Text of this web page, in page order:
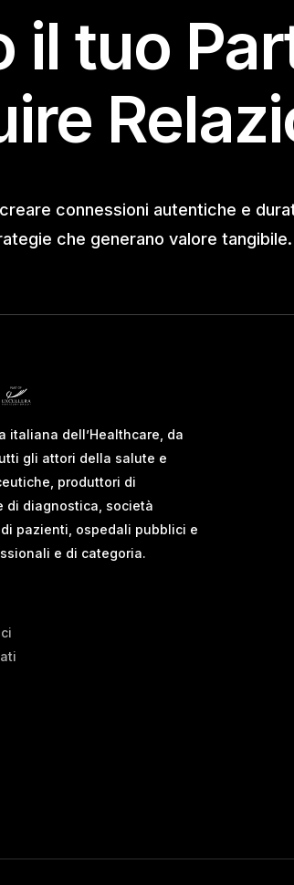
il tuo
connessioni autentiche e
che generano valore tangibile.
italiana dell’Healthcare, da
gli attori della salute e
produttori di
di diagnostica, società
pazienti, ospedali pubblici e
e di categoria.